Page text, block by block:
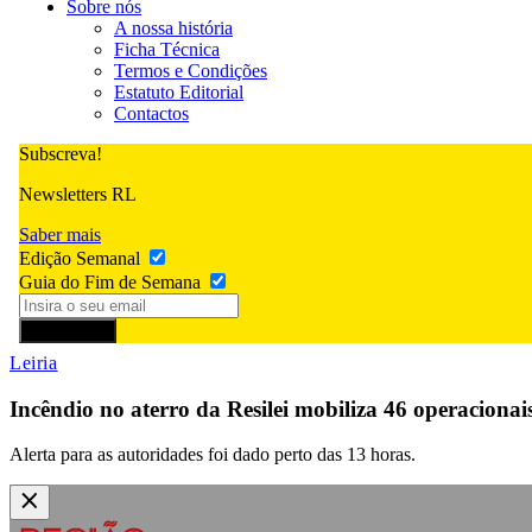
Sobre nós
A nossa história
Ficha Técnica
Termos e Condições
Estatuto Editorial
Contactos
Subscreva!
Newsletters RL
Saber mais
Edição Semanal
Guia do Fim de Semana
Leiria
Incêndio no aterro da Resilei mobiliza 46
Alerta para as autoridades foi dado perto das 13 horas.